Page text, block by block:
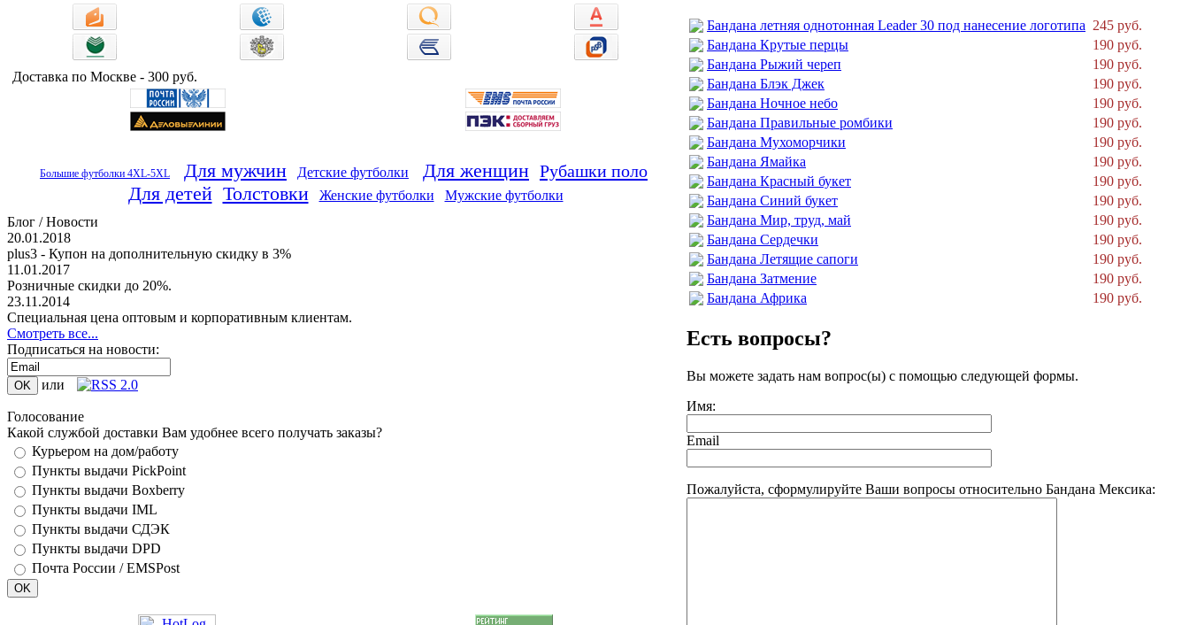
Доставка по Москве - 300 руб.
Большие футболки 4XL-5XL Для мужчин Детские футболки Для женщин Рубашки поло
Для детей Толстовки Женские футболки
Мужские футболки
Блог / Новости
20.01.2018
plus3 - Купон на дополнительную скидку в 3%
11.01.2017
Розничные скидки до 20%.
23.11.2014
Специальная цена оптовым и корпоративным клиентам.
Смотреть все...
Подписаться на новости:
или
Голосование
Какой службой доставки Вам удобнее всего получать заказы?
Курьером на дом/работу
Пункты выдачи PickPoint
Пункты выдачи Boxberry
Пункты выдачи IML
Пункты выдачи СДЭК
Пункты выдачи DPD
Почта России / EMSPost
Бандана летняя однотонная Leader 30 под нанесение логотипа 245 руб.
Бандана Крутые перцы
190 руб.
Бандана Рыжий череп
190 руб.
Бандана Блэк Джек
190 руб.
Бандана Ночное небо
190 руб.
Бандана Правильные ромбики
190 руб.
Бандана Мухоморчики
190 руб.
Бандана Ямайка
190 руб.
Бандана Красный букет
190 руб.
Бандана Синий букет
190 руб.
Бандана Мир, труд, май
190 руб.
Бандана Сердечки
190 руб.
Бандана Летящие сапоги
190 руб.
Бандана Затмение
190 руб.
Бандана Африка
190 руб.
Есть вопросы?
Вы можете задать нам вопрос(ы) с помощью следующей формы.
Имя:
Email
Пожалуйста, сформулируйте Ваши вопросы относительно Бандана Мексика: